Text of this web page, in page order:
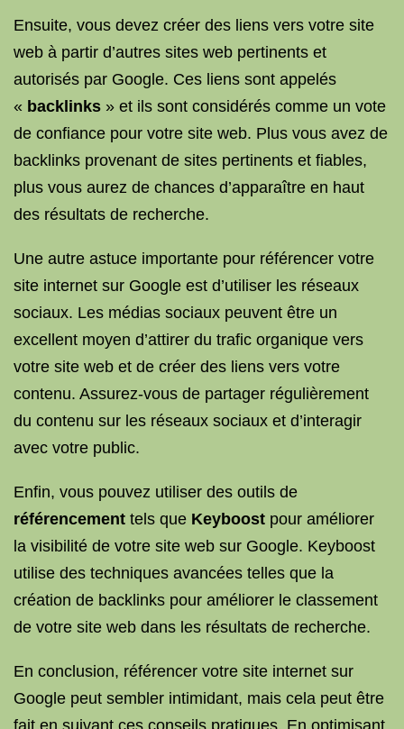
Ensuite, vous devez créer des liens vers votre site
web à partir d’autres sites web pertinents et
autorisés par Google. Ces liens sont appelés
« backlinks » et ils sont considérés comme un vote
de confiance pour votre site web. Plus vous avez de
backlinks provenant de sites pertinents et fiables,
plus vous aurez de chances d’apparaître en haut
des résultats de recherche.
Une autre astuce importante pour référencer votre
site internet sur Google est d’utiliser les réseaux
sociaux. Les médias sociaux peuvent être un
excellent moyen d’attirer du trafic organique vers
votre site web et de créer des liens vers votre
contenu. Assurez-vous de partager régulièrement
du contenu sur les réseaux sociaux et d’interagir
avec votre public.
Enfin, vous pouvez utiliser des outils de
référencement tels que Keyboost pour améliorer
la visibilité de votre site web sur Google. Keyboost
utilise des techniques avancées telles que la
création de backlinks pour améliorer le classement
de votre site web dans les résultats de recherche.
En conclusion, référencer votre site internet sur
Google peut sembler intimidant, mais cela peut être
fait en suivant ces conseils pratiques. En optimisant